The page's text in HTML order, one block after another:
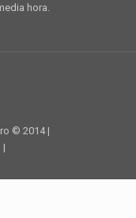
hora.
© 2014 |
|